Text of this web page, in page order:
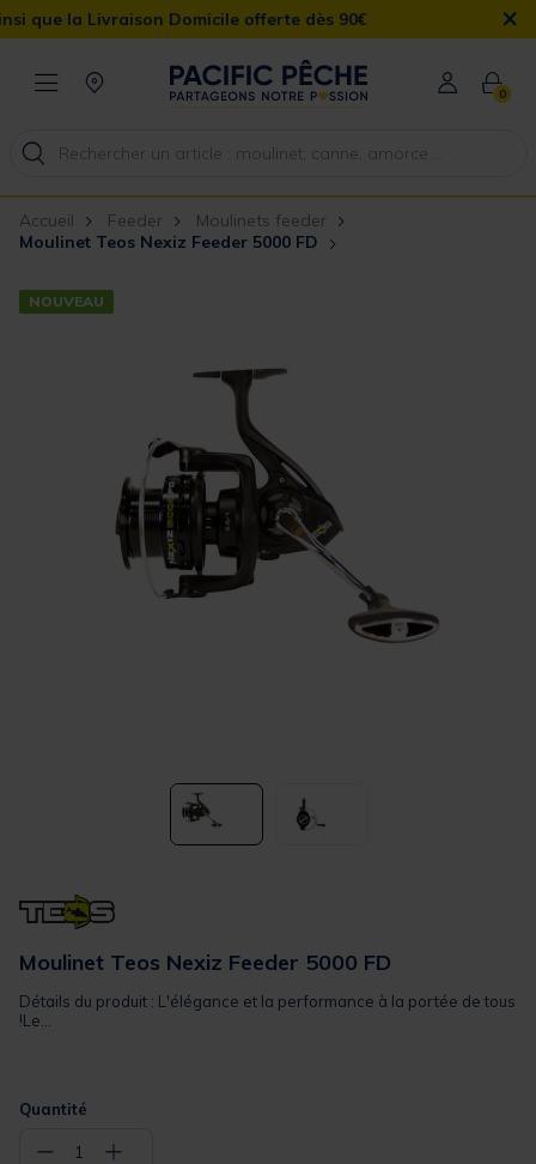
Livraison Domicile offerte dès 90€ ×
0
Accueil Feeder
Moulinets feeder
Moulinet Teos Nexiz Feeder 5000 FD
NOUVEAU
Moulinet Teos Nexiz Feeder 5000 FD
Détails du produit : L'élégance et la performance à la portée de tous
!Le...
Quantité
− 1 +